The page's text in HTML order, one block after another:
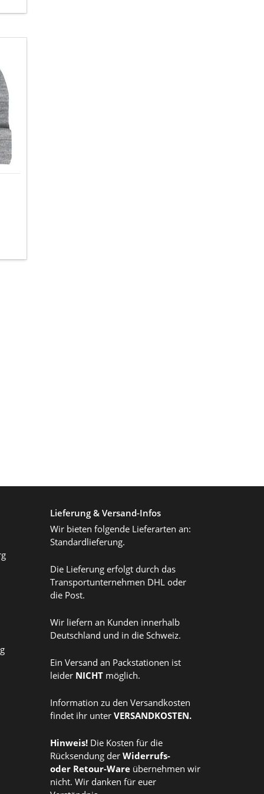
Lieferung & Versand-Infos
Wir bieten folgende Lieferarten an:
Standardlieferung.
Die Lieferung erfolgt durch das
Transportunternehmen DHL oder
die Post.
Wir liefern an Kunden innerhalb
Deutschland und in die Schweiz.
Ein Versand an Packstationen ist
leider NICHT möglich.
Information zu den Versandkosten
findet ihr unter VERSANDKOSTEN.
Hinweis! Die Kosten für die
Rücksendung der Widerrufs-
oder Retour-Ware übernehmen wir
nicht. Wir danken für euer